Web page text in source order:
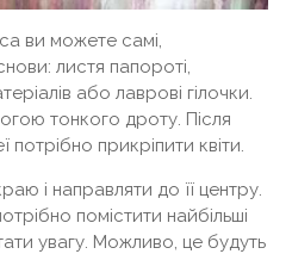
ви можете самі,
листя папороті,
або лаврові гілочки.
тонкого дроту. Після
прикріпити квіти.
і направляти до її центру.
помістити найбільші
увагу. Можливо, це будуть